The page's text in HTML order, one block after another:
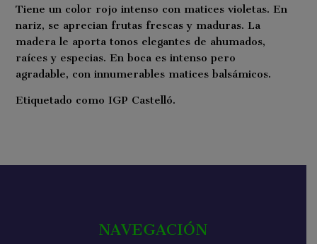
Tiene un color rojo intenso con matices violetas. En
nariz, se aprecian frutas frescas y maduras. La
madera le aporta tonos elegantes de ahumados,
raíces y especias. En boca es intenso pero
agradable, con innumerables matices balsámicos.
Etiquetado como IGP Castelló.
NAVEGACIÓN